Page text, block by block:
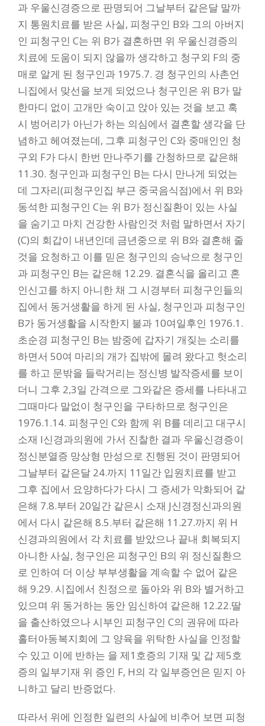
과 우울신경증으로 판명되어 그날부터 같은달 말까
지 통원치료를 받은 사실, 피청구인 B와 그의 아버지
인 피청구인 C는 위 B가 결혼하면 위 우울신경증의
치료에 도움이 되지 않을까 생각하고 청구외 F의 중
매로 알게 된 청구인과 1975.7. 경 청구인의 사촌언
니집에서 맞선을 보게 되었으나 청구인은 위 B가 말
한마디 없이 고개만 숙이고 앉아 있는 것을 보고 혹
시 벙어리가 아닌가 하는 의심에서 결혼할 생각을 단
념하고 헤여졌는데, 그후 피청구인 C와 중매인인 청
구외 F가 다시 한번 만나주기를 간청하므로 같은해
11.30. 청구인과 피청구인 B는 다시 만나게 되었는
데 그자리(피청구인집 부근 중국음식점)에서 위 B와
동석한 피청구인 C는 위 B가 정신질환이 있는 사실
을 숨기고 마치 건강한 사람인것 처럼 말하면서 자기
(C)의 회갑이 내년인데 금년중으로 위 B와 결혼해 줄
것을 요청하고 이를 믿은 청구인의 승낙으로 청구인
과 피청구인 B는 같은해 12.29. 결혼식을 올리고 혼
인신고를 하지 아니한 채 그 시경부터 피청구인들의
집에서 동거생활을 하게 된 사실, 청구인과 피청구인
B가 동거생활을 시작한지 불과 10여일후인 1976.1.
초순경 피청구인 B는 밤중에 갑자기 개짖는 소리를
하면서 50여 마리의 개가 집밖에 몰려 왔다고 헛소리
를 하고 문밖을 들락거리는 정신병 발작증세를 보이
더니 그후 2,3일 간격으로 그와같은 증세를 나타내고
그때마다 말없이 청구인을 구타하므로 청구인은
1976.1.14. 피청구인 C와 함께 위 B를 데리고 대구시
소재 I신경과의원에 가서 진찰한 결과 우울신경증이
정신분열증 망상형 만성으로 진행된 것이 판명되어
그날부터 같은달 24.까지 11일간 입원치료를 받고
그후 집에서 요양하다가 다시 그 증세가 악화되어 같
은해 7.8.부터 20일간 같은시 소재 J신경정신과의원
에서 다시 같은해 8.5.부터 같은해 11.27.까지 위 H
신경과의원에서 각 치료를 받았으나 끝내 회복되지
아니한 사실, 청구인은 피청구인 B의 위 정신질환으
로 인하여 더 이상 부부생활을 계속할 수 없어 같은
해 9.29. 시집에서 친정으로 돌아와 위 B와 별거하고
있으며 위 동거하는 동안 임신하여 같은해 12.22.딸
을 출산하였으나 시부인 피청구인 C의 권유에 따라
홀터아동복지회에 그 양육을 위탁한 사실을 인정할
수 있고 이에 반하는 을 제1호증의 기재 및 갑 제5호
증의 일부기재 위 증인 F, H의 각 일부증언은 믿지 아
니하고 달리 반증없다.
따라서 위에 인정한 일련의 사실에 비추어 보면 피청